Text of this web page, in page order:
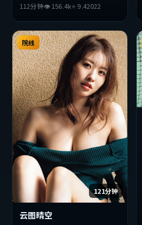
渤等主演。影片在叙事与视听上
力求突破，探讨人性与抉择，节
奏张弛有度，适合喜欢该类型的
观众完整观看。
112分钟👁156.4k⭐ 9.42022
121分钟
院线
云图晴空